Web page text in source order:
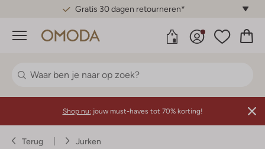
Gratis 30 dagen retourneren*
Menu
Shop nu: jouw must-haves tot 70% korting!
Terug Jurken